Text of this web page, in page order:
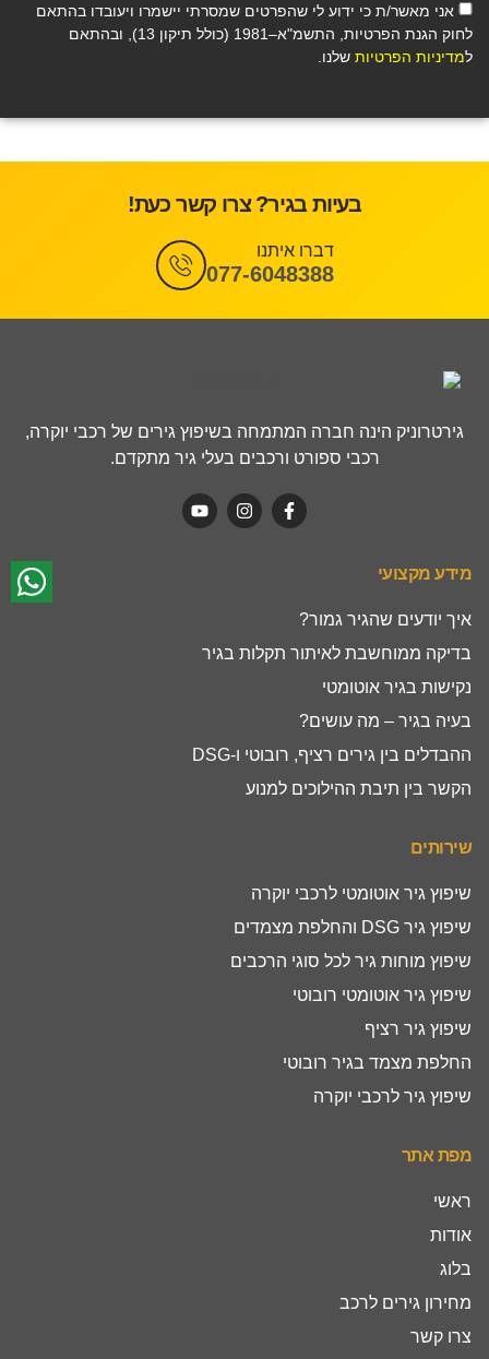
אני מאשר/ת כי ידוע לי שהפרטים שמסרתי יישמרו ויעובדו בהתאם
לחוק הגנת הפרטיות, התשמ"א–1981 (כולל תיקון 13), ובהתאם
למדיניות הפרטיות שלנו.
בעיות בגיר? צרו קשר כעת!
דברו איתנו
077-6048388
גירטרוניק הינה חברה המתמחה בשיפוץ גירים של רכבי יוקרה,
רכבי ספורט ורכבים בעלי גיר מתקדם.
מידע מקצועי
איך יודעים שהגיר גמור?
בדיקה ממוחשבת לאיתור תקלות בגיר
נקישות בגיר אוטומטי
בעיה בגיר – מה עושים?
ההבדלים בין גירים רציף, רובוטי ו-DSG
הקשר בין תיבת ההילוכים למנוע
שירותים
שיפוץ גיר אוטומטי לרכבי יוקרה
שיפוץ גיר DSG והחלפת מצמדים
שיפוץ מוחות גיר לכל סוגי הרכבים
שיפוץ גיר אוטומטי רובוטי
שיפוץ גיר רציף
החלפת מצמד בגיר רובוטי
שיפוץ גיר לרכבי יוקרה
מפת אתר
ראשי
אודות
בלוג
מחירון גירים לרכב
צרו קשר